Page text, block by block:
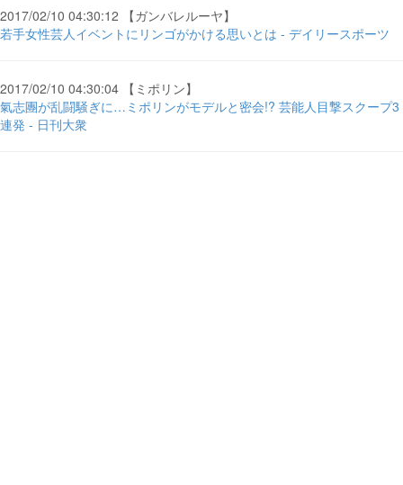
2017/02/10 04:30:12 【ガンバレルーヤ】
若手女性芸人イベントにリンゴがかける思いとは - デイリースポーツ
2017/02/10 04:30:04 【ミポリン】
氣志團が乱闘騒ぎに…ミポリンがモデルと密会!? 芸能人目撃スクープ3
連発 - 日刊大衆